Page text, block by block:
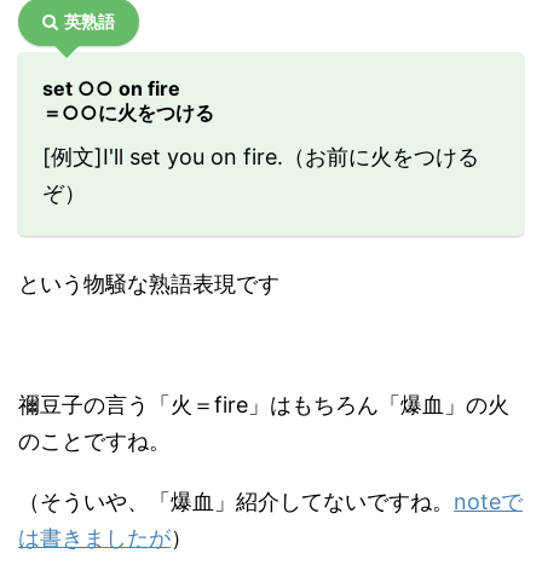
英熟語
set ○○ on fire
＝○○に火をつける
[例文]I'll set you on fire.（お前に火をつける
ぞ）
という物騒な熟語表現です
禰豆子の言う「火＝fire」はもちろん「爆血」の火
のことですね。
（そういや、「爆血」紹介してないですね。 noteで
は書きましたが）